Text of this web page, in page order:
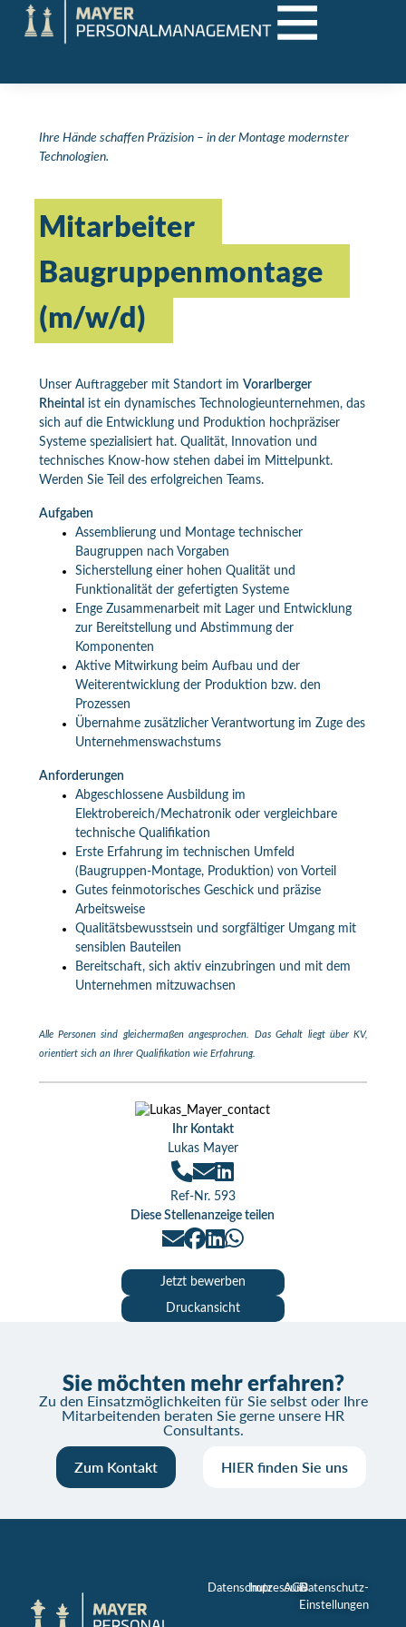
Ihre Hände schaffen Präzision – in der Montage modernster
Technologien.
Mitarbeiter
Baugruppenmontage
(m/w/d)
Unser Auftraggeber mit Standort im Vorarlberger
Rheintal ist ein dynamisches Technologieunternehmen, das
sich auf die Entwicklung und Produktion hochpräziser
Systeme spezialisiert hat. Qualität, Innovation und
technisches Know-how stehen dabei im Mittelpunkt.
Werden Sie Teil des erfolgreichen Teams.
Aufgaben
Assemblierung und Montage technischer
Baugruppen nach Vorgaben
Sicherstellung einer hohen Qualität und
Funktionalität der gefertigten Systeme
Enge Zusammenarbeit mit Lager und Entwicklung
zur Bereitstellung und Abstimmung der
Komponenten
Aktive Mitwirkung beim Aufbau und der
Weiterentwicklung der Produktion bzw. den
Prozessen
Übernahme zusätzlicher Verantwortung im Zuge des
Unternehmenswachstums
Anforderungen
Abgeschlossene Ausbildung im
Elektrobereich/Mechatronik oder vergleichbare
technische Qualifikation
Erste Erfahrung im technischen Umfeld
(Baugruppen-Montage, Produktion) von Vorteil
Gutes feinmotorisches Geschick und präzise
Arbeitsweise
Qualitätsbewusstsein und sorgfältiger Umgang mit
sensiblen Bauteilen
Bereitschaft, sich aktiv einzubringen und mit dem
Unternehmen mitzuwachsen
Alle Personen sind gleichermaßen angesprochen. Das Gehalt liegt über KV,
orientiert sich an Ihrer Qualifikation wie Erfahrung.
Ihr Kontakt
Lukas Mayer
Ref-Nr. 593
Diese Stellenanzeige teilen
Jetzt bewerben
Druckansicht
Sie möchten mehr erfahren?
Zu den Einsatzmöglichkeiten für Sie selbst oder Ihre
Mitarbeitenden beraten Sie gerne unsere HR
Consultants.
Zum Kontakt HIER finden Sie uns
DatenschutzImpressum
AGBDatenschutz-
Einstellungen